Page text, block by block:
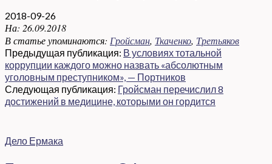
2018-09-26
На: 26.09.2018
В статье упоминаются: Гройсман, Ткаченко, Третьяков
Предыдущая публикация: В условиях тотальной
коррупции каждого можно назвать «абсолютным
уголовным преступником», — Портников
Следующая публикация: Гройсман перечислил 8
достижений в медицине, которыми он гордится
Дело Ермака